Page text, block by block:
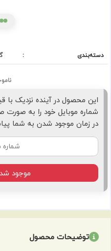
دسته‌بندی :
این محصول در آینده نزدیک
شماره موبایل خود را به صورت
در زمان موجود شدن به شما
موجود
توضیحات محصول